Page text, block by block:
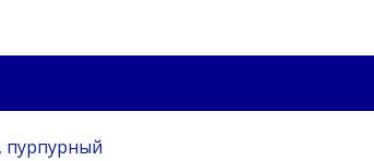
пурпурный